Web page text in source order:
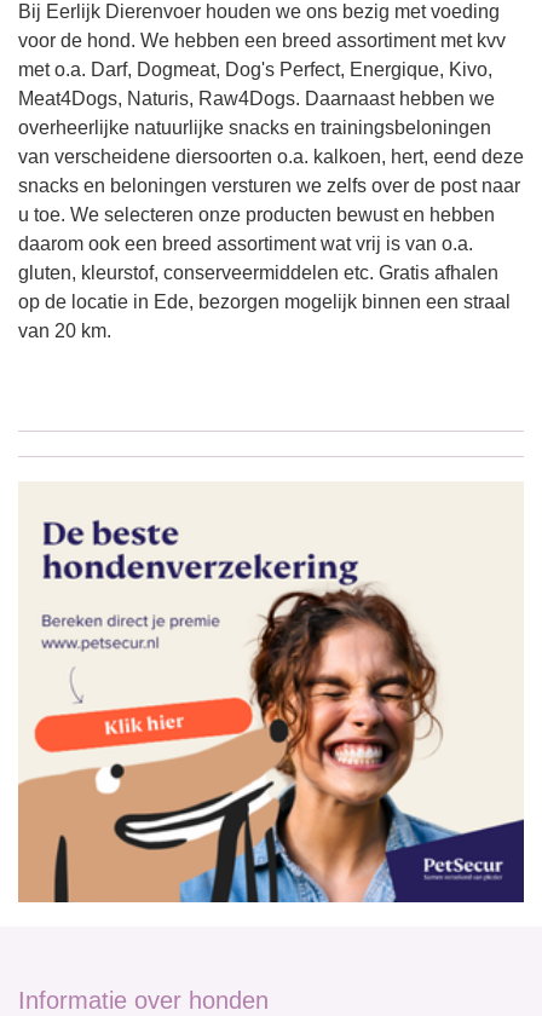
Bij Eerlijk Dierenvoer houden we ons bezig met voeding
voor de hond. We hebben een breed assortiment met kvv
met o.a. Darf, Dogmeat, Dog's Perfect, Energique, Kivo,
Meat4Dogs, Naturis, Raw4Dogs. Daarnaast hebben we
overheerlijke natuurlijke snacks en trainingsbeloningen
van verscheidene diersoorten o.a. kalkoen, hert, eend deze
snacks en beloningen versturen we zelfs over de post naar
u toe. We selecteren onze producten bewust en hebben
daarom ook een breed assortiment wat vrij is van o.a.
gluten, kleurstof, conserveermiddelen etc. Gratis afhalen
op de locatie in Ede, bezorgen mogelijk binnen een straal
van 20 km.
Informatie over honden